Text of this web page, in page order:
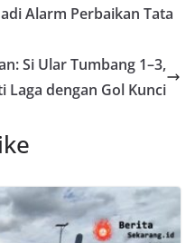
Alarm Perbaikan Tata
Si Ular Tumbang 1–3,
Laga dengan Gol Kunci